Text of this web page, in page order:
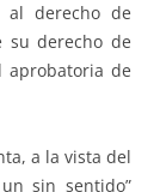
derecho de
su derecho de
aprobatoria de
a la vista del
sin sentido”